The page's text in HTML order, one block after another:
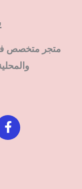
متجر متخصص